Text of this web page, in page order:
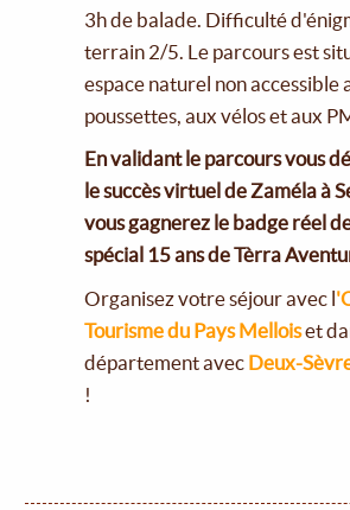
3h de balade. Difficulté
terrain 2/5. Le parcours est
espace naturel non accessible
poussettes, aux vélos et aux
En validant le parcours vous
le succès virtuel de Zaméla à
vous gagnerez le badge réel
spécial 15 ans de Tèrra
Organisez votre séjour avec l
Tourisme du Pays Melloiset
département avec Deux-
!